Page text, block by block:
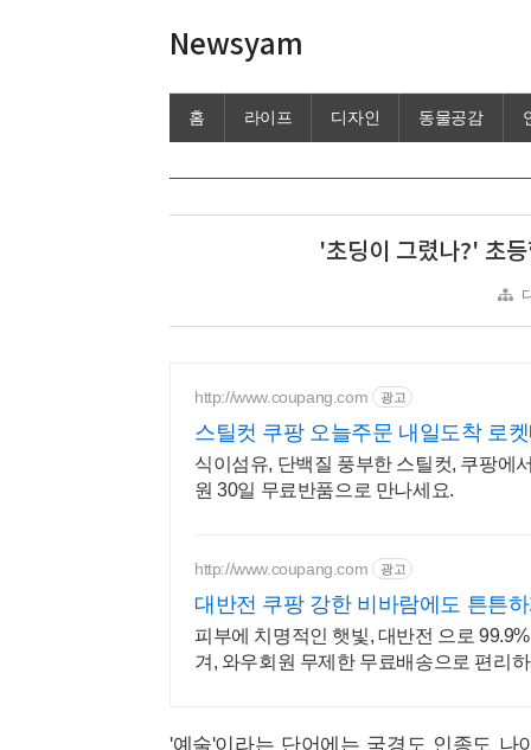
Newsyam
홈 라이프 디자인 동물공감
'초딩이 그렸나?' 초
http://www.coupang.com 광고
스틸컷 쿠팡 오늘주문 내일도착 로
식이섬유, 단백질 풍부한 스틸컷, 쿠팡에
원 30일 무료반품으로 만나세요.
http://www.coupang.com 광고
대반전 쿠팡 강한 비바람에도 튼튼
피부에 치명적인 햇빛, 대반전 으로
겨, 와우회원 무제한 무료배송으로 편리
'예술'이라는 단어에는 국경도 인종도